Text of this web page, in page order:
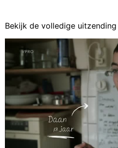
Bekijk de volledige